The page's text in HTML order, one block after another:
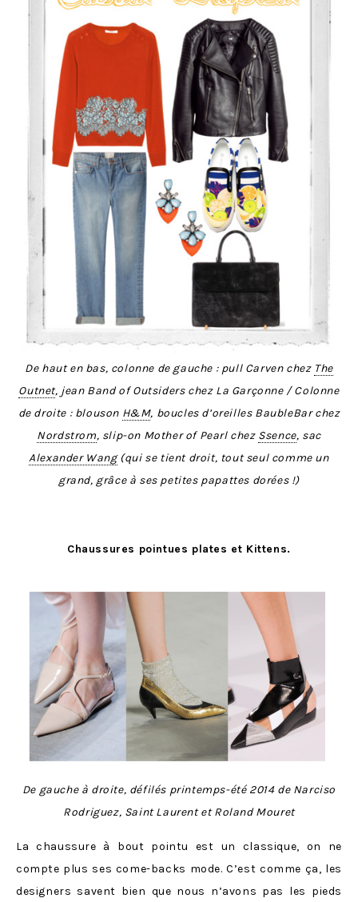
De haut en bas, colonne de gauche : pull Carven chez The
Outnet, jean Band of Outsiders chez La Garçonne / Colonne
de droite : blouson H&M, boucles d’oreilles BaubleBar chez
Nordstrom, slip-on Mother of Pearl chez Ssence, sac
Alexander Wang(qui se tient droit, tout seul comme un
grand, grâce à ses petites papattes dorées !)
Chaussures pointues plates et Kittens.
De gauche à droite, défilés printemps-été 2014 de Narciso
Rodriguez, Saint Laurent et Roland Mouret
La chaussure à bout pointu est un classique, on ne
compte plus ses come-backs mode. C’est comme ça, les
designers savent bien que nous n’avons pas les pieds